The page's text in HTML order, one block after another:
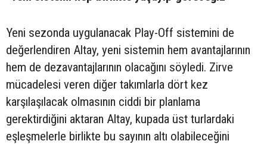
Yeni sezonda uygulanacak Play-Off sistemini de
değerlendiren Altay, yeni sistemin hem avantajlarının
hem de dezavantajlarının olacağını söyledi. Zirve
mücadelesi veren diğer takımlarla dört kez
karşılaşılacak olmasının ciddi bir planlama
gerektirdiğini aktaran Altay, kupada üst turlardaki
eşleşmelerle birlikte bu sayının altı olabileceğini